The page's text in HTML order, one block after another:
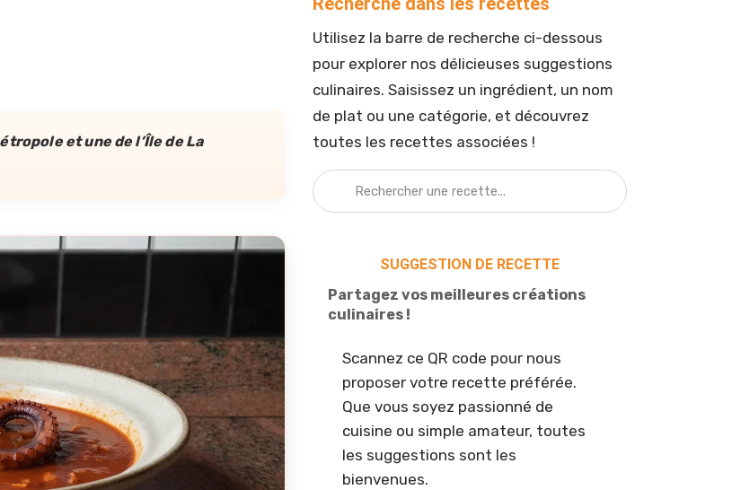
et une de l’Île de La
Utilisez la barre de recherche ci-dessous
pour explorer nos délicieuses suggestions
culinaires. Saisissez un ingrédient, un nom
de plat ou une catégorie, et découvrez
toutes les recettes associées !
SUGGESTION DE RECETTE
Partagez vos meilleures créations
culinaires !
Scannez ce QR code pour nous
proposer votre recette préférée.
Que vous soyez passionné de
cuisine ou simple amateur, toutes
les suggestions sont les
bienvenues.